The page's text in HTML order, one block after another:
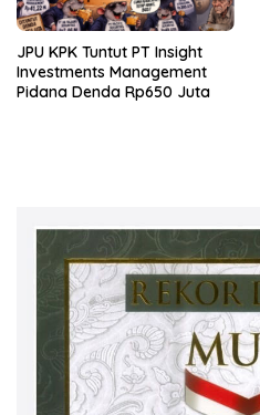
JPU KPK Tuntut PT Insight
Investments Management
Pidana Denda Rp650 Juta